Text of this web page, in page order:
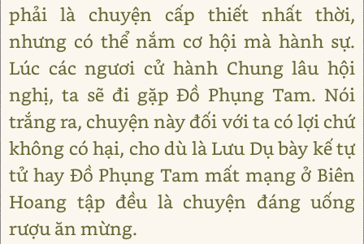
phải là chuyện cấp thiết nhất thời,
nhưng có thể nắm cơ hội mà hành sự.
Lúc các ngươi cử hành Chung lâu hội
nghị, ta sẽ đi gặp Đồ Phụng Tam. Nói
trắng ra, chuyện này đối với ta có lợi chứ
không có hại, cho dù là Lưu Dụ bày kế tự
tử hay Đồ Phụng Tam mất mạng ở Biên
Hoang tập đều là chuyện đáng uống
rượu ăn mừng.